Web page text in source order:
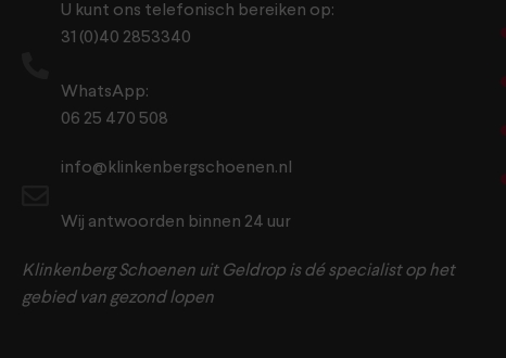
U kunt ons telefonisch bereiken op:
31 (0)40 2853340
WhatsApp:
06 25 470 508
info@klinkenbergschoenen.nl
Wij antwoorden binnen 24 uur
Klinkenberg Schoenen uit Geldrop is dé specialist op het
gebied van gezond lopen